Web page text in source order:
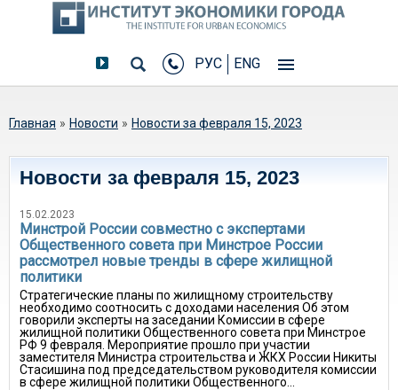
РУС ENG
Вы здесь
Главная » Новости » Новости за февраля 15, 2023
Новости за февраля 15, 2023
15.02.2023
Минстрой России совместно с экспертами
Общественного совета при Минстрое России
рассмотрел новые тренды в сфере жилищной
политики
Стратегические планы по жилищному строительству
необходимо соотносить с доходами населения Об этом
говорили эксперты на заседании Комиссии в сфере
жилищной политики Общественного совета при Минстрое
РФ 9 февраля. Мероприятие прошло при участии
заместителя Министра строительства и ЖКХ России Никиты
Стасишина под председательством руководителя комиссии
в сфере жилищной политики Общественного...